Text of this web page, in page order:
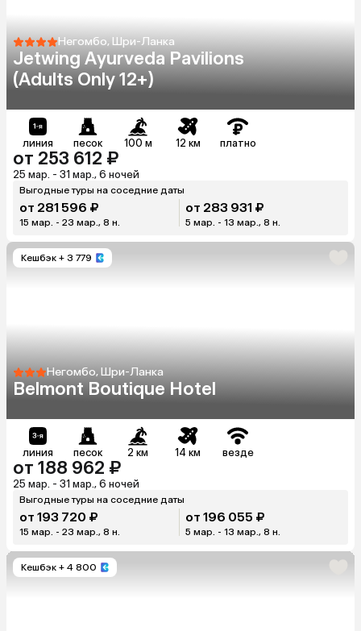
Негомбо, Шри-Ланка
Jetwing Ayurveda Pavilions
(Adults Only 12+)
линия песок 100 м 12 км платно
от 253 612 ₽
25 мар. - 31 мар., 6 ночей
Выгодные туры на соседние даты
от 281 596 ₽
15 мар. - 23 мар., 8 н.
от 283 931 ₽
5 мар. - 13 мар., 8 н.
Кешбэк + 3 779
Негомбо, Шри-Ланка
Belmont Boutique Hotel
линия песок 2 км 14 км везде
от 188 962 ₽
25 мар. - 31 мар., 6 ночей
Выгодные туры на соседние даты
от 193 720 ₽
15 мар. - 23 мар., 8 н.
от 196 055 ₽
5 мар. - 13 мар., 8 н.
Кешбэк + 4 800